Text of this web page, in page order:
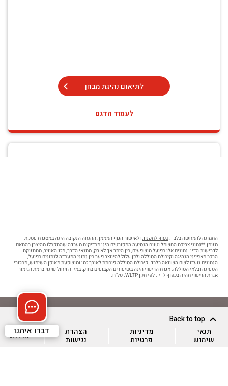
לתיאום נהיגת מבחן
לעמוד הדגם
התמונה להמחשה בלבד.כפוף לתקנון. ולאישור הגוף המממן. ההנחה הנקובה הינה במסגרת עסקת
מזומן.**נתוני צריכת החשמל וטווח הנסיעה המפורטים הינן מבדיקות מעבדה שהתקבלו מהיצרן בהתאם
לדרישות הדין. נתונים אלו בפועל מושפעים, בין היתר אך לא רק, מתנאי הדרך, מזג האוויר, מתחזוקת
הרכב מאפייני הנהיגה וקיבולת הסוללה ולכן עלול להיווצר פער בין נתוני המעבדה לנתונים בפועל,
הנתונים נועדו לשם השוואה בלבד. קיבולת הסוללה פוחתת לאורך זמן ומושפעת מאופן השימוש, מחזורי
הטעינה ובלאי הסוללה. אגרת הרישוי הינה בשיעורים הקבועים בחוק, במידה ויחול שינוי ברמת הגימור
אגרת הרישוי תהיה בכפוף לדין. לפי תקן WLTP. טל"ח.
Back to top
תנאי
שימוש
מדיניות
פרטיות
הצהרת
נגישות אודות
דברו איתנו